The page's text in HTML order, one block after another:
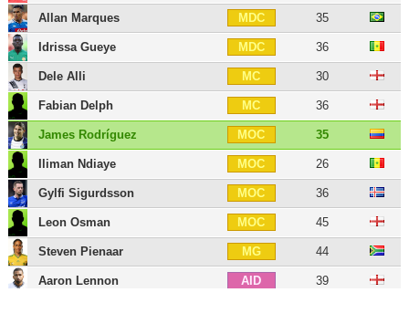
Allan Marques MDC 35
Idrissa Gueye MDC 36
Dele Alli MC 30
Fabian Delph MC 36
James Rodríguez MOC 35
Iliman Ndiaye MOC 26
Gylfi Sigurdsson MOC 36
Leon Osman MOC 45
Steven Pienaar MG 44
Aaron Lennon AID 39